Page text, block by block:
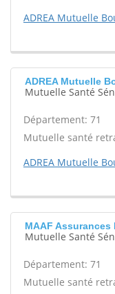
ADREA Mutuelle
ADREA Mutuelle
Mutuelle Santé
Département: 71
Mutuelle santé
ADREA Mutuelle
MAAF Assurances
Mutuelle Santé
Département: 71
Mutuelle santé